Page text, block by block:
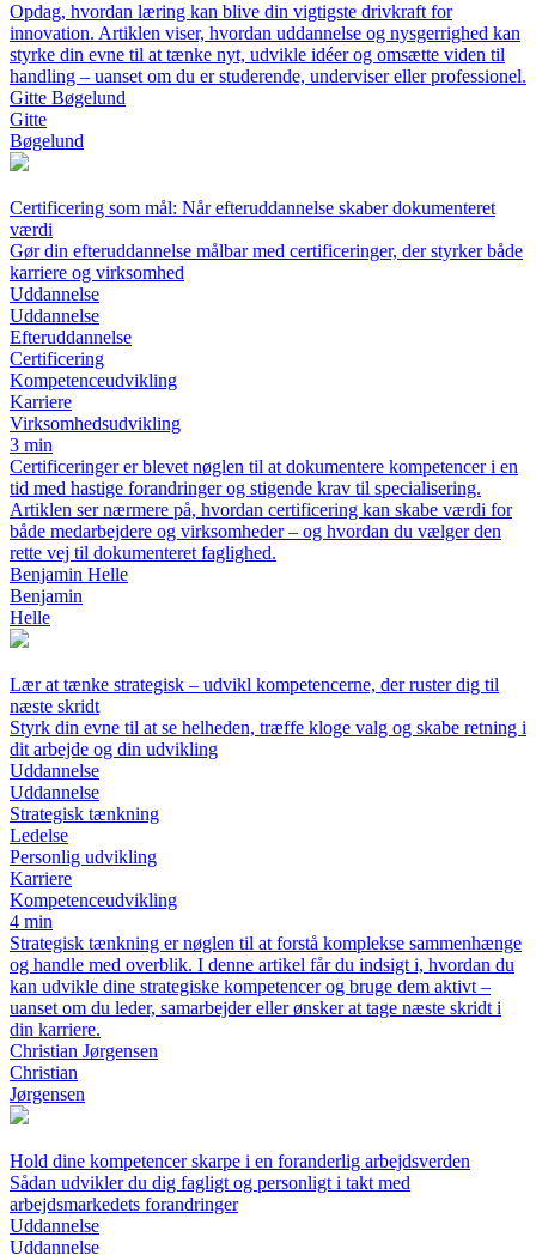
Opdag, hvordan læring kan blive din vigtigste drivkraft for
innovation. Artiklen viser, hvordan uddannelse og nysgerrighed kan
styrke din evne til at tænke nyt, udvikle idéer og omsætte viden til
handling – uanset om du er studerende, underviser eller professionel.
Gitte Bøgelund
Gitte
Bøgelund
Certificering som mål: Når efteruddannelse skaber dokumenteret
værdi
Gør din efteruddannelse målbar med certificeringer, der styrker både
karriere og virksomhed
Uddannelse
Uddannelse
Efteruddannelse
Certificering
Kompetenceudvikling
Karriere
Virksomhedsudvikling
3 min
Certificeringer er blevet nøglen til at dokumentere kompetencer i en
tid med hastige forandringer og stigende krav til specialisering.
Artiklen ser nærmere på, hvordan certificering kan skabe værdi for
både medarbejdere og virksomheder – og hvordan du vælger den
rette vej til dokumenteret faglighed.
Benjamin Helle
Benjamin
Helle
Lær at tænke strategisk – udvikl kompetencerne, der ruster dig til
næste skridt
Styrk din evne til at se helheden, træffe kloge valg og skabe retning i
dit arbejde og din udvikling
Uddannelse
Uddannelse
Strategisk tænkning
Ledelse
Personlig udvikling
Karriere
Kompetenceudvikling
4 min
Strategisk tænkning er nøglen til at forstå komplekse sammenhænge
og handle med overblik. I denne artikel får du indsigt i, hvordan du
kan udvikle dine strategiske kompetencer og bruge dem aktivt –
uanset om du leder, samarbejder eller ønsker at tage næste skridt i
din karriere.
Christian Jørgensen
Christian
Jørgensen
Hold dine kompetencer skarpe i en foranderlig arbejdsverden
Sådan udvikler du dig fagligt og personligt i takt med
arbejdsmarkedets forandringer
Uddannelse
Uddannelse